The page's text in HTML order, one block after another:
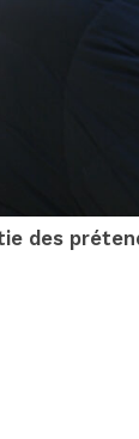
des